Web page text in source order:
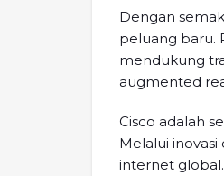
Dengan
peluang baru.
mendukung
augmented
Cisco adalah
Melalui
internet global.